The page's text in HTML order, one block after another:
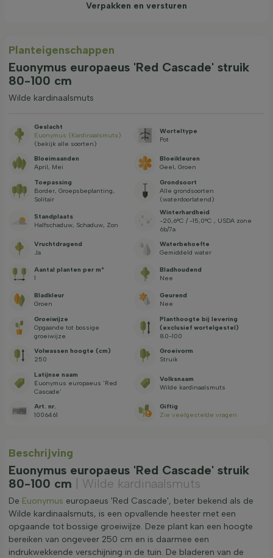
Verpakken en versturen
Planteigenschappen
Euonymus europaeus 'Red Cascade' struik
80-100 cm
Wilde kardinaalsmuts
Geslacht
Euonymus (Kardinaalsmuts)
(bekijk alle soorten)
Worteltype
Pot
Bloeimaanden
April, Mei
Bloeikleuren
Geel, Groen
Toepassing
Border, Groepsbeplanting,
Solitair
Grondsoort
Alle grondsoorten
(waterdoorlatend)
Standplaats
Halfschaduw, Schaduw, Zon
Winterhardheid
-20,6°C / -15,0°C , USDA zone
6b/7a
Vruchtdragend
Ja
Waterbehoefte
Gemiddeld water
Aantal planten per m²
1
Bladhoudend
Nee
Bladkleur
Groen
Geurend
Nee
Groeiwijze
Opgaande tot bossige
groeiwijze
Planthoogte bij levering
(exclusief wortelgestel)
80-100
Volwassen hoogte (cm)
250
Groeivorm
Struik
Latijnse naam
Euonymus europaeus 'Red
Cascade'
Volksnaam
Wilde kardinaalsmuts
Art. nr.
1006461
Giftig
Zie veelgestelde vragen
Beschrijving
Euonymus europaeus 'Red Cascade' struik
80-100 cm
| Wilde kardinaalsmuts
De Euonymus europaeus 'Red Cascade', beter bekend als de
Wilde kardinaalsmuts, is een opvallende heester met een
opgaande tot bossige groeiwijze. Deze plant kan een hoogte
bereiken van ongeveer 250 cm en is daarmee een
indrukwekkende verschijning in de tuin. De bladeren van de